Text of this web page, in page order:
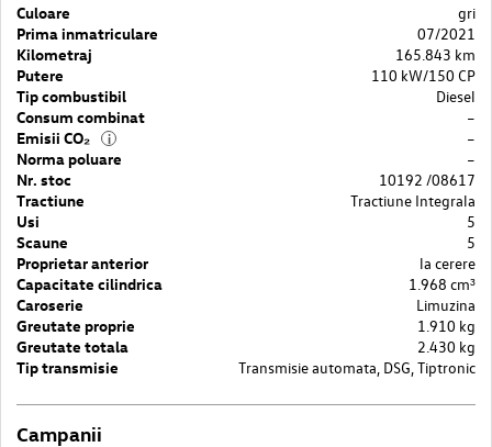
Culoare
gri
Prima inmatriculare
07/2021
Kilometraj
165.843 km
Putere
110 kW/150 CP
Tip combustibil
Diesel
Consum combinat
–
Emisii CO₂
i
–
Norma poluare
–
Nr. stoc
10192 /08617
Tractiune
Tractiune Integrala
Usi
5
Scaune
5
Proprietar anterior
la cerere
Capacitate cilindrica
1.968 cm³
Caroserie
Limuzina
Greutate proprie
1.910 kg
Greutate totala
2.430 kg
Tip transmisie
Transmisie automata, DSG, Tiptronic
Campanii